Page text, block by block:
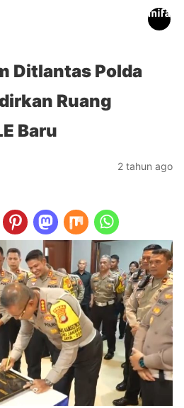
Ditlantas Polda
Ruang
Baru
2 tahun ago